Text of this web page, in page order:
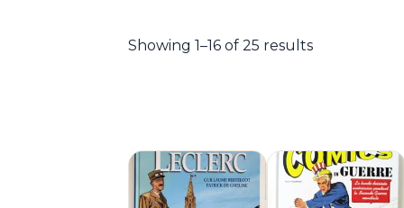
Showing 1–16 of 25 results